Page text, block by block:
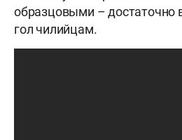
образцовыми – достаточно
гол чилийцам.